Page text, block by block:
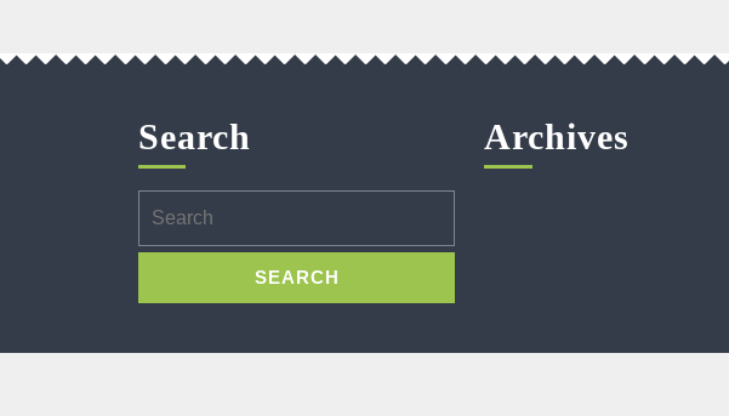
Search
for:
Archives